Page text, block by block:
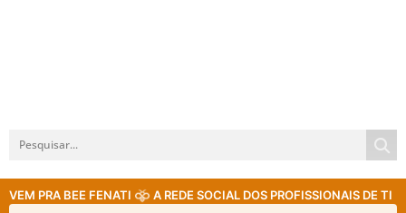
VEM PRA BEE FENATI A REDE SOCIAL DOS PROFISSIONAIS DE TI